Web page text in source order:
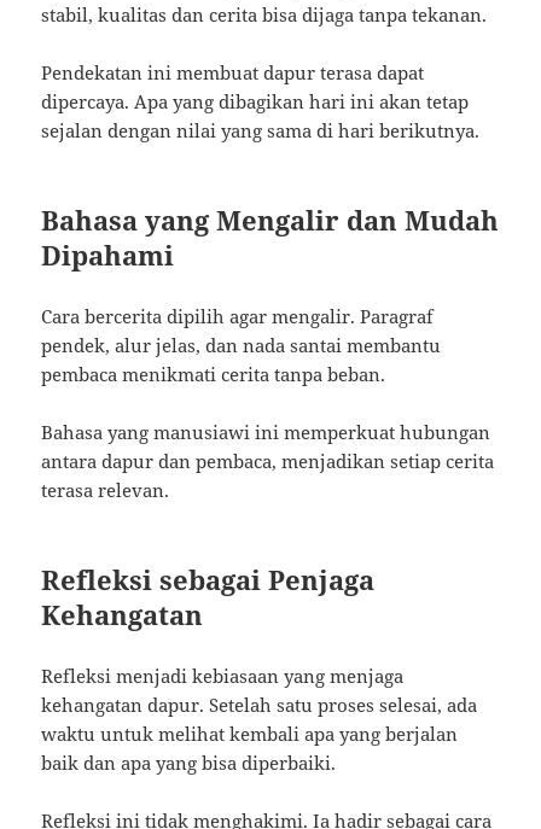
stabil, kualitas dan cerita bisa dijaga tanpa tekanan.
Pendekatan ini membuat dapur terasa dapat
dipercaya. Apa yang dibagikan hari ini akan tetap
sejalan dengan nilai yang sama di hari berikutnya.
Bahasa yang Mengalir dan Mudah
Dipahami
Cara bercerita dipilih agar mengalir. Paragraf
pendek, alur jelas, dan nada santai membantu
pembaca menikmati cerita tanpa beban.
Bahasa yang manusiawi ini memperkuat hubungan
antara dapur dan pembaca, menjadikan setiap cerita
terasa relevan.
Refleksi sebagai Penjaga
Kehangatan
Refleksi menjadi kebiasaan yang menjaga
kehangatan dapur. Setelah satu proses selesai, ada
waktu untuk melihat kembali apa yang berjalan
baik dan apa yang bisa diperbaiki.
Refleksi ini tidak menghakimi. Ia hadir sebagai cara